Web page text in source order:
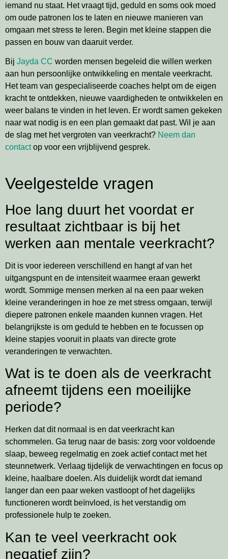
iemand nu staat. Het vraagt tijd, geduld en soms ook moed
om oude patronen los te laten en nieuwe manieren van
omgaan met stress te leren. Begin met kleine stappen die
passen en bouw van daaruit verder.
Bij Jayda CC worden mensen begeleid die willen werken
aan hun persoonlijke ontwikkeling en mentale veerkracht.
Het team van gespecialiseerde coaches helpt om de eigen
kracht te ontdekken, nieuwe vaardigheden te ontwikkelen en
weer balans te vinden in het leven. Er wordt samen gekeken
naar wat nodig is en een plan gemaakt dat past. Wil je aan
de slag met het vergroten van veerkracht? Neem dan
contactop voor een vrijblijvend gesprek.
Veelgestelde vragen
Hoe lang duurt het voordat er
resultaat zichtbaar is bij het
werken aan mentale veerkracht?
Dit is voor iedereen verschillend en hangt af van het
uitgangspunt en de intensiteit waarmee eraan gewerkt
wordt. Sommige mensen merken al na een paar weken
kleine veranderingen in hoe ze met stress omgaan, terwijl
diepere patronen enkele maanden kunnen vragen. Het
belangrijkste is om geduld te hebben en te focussen op
kleine stapjes vooruit in plaats van directe grote
veranderingen te verwachten.
Wat is te doen als de veerkracht
afneemt tijdens een moeilijke
periode?
Herken dat dit normaal is en dat veerkracht kan
schommelen. Ga terug naar de basis: zorg voor voldoende
slaap, beweeg regelmatig en zoek actief contact met het
steunnetwerk. Verlaag tijdelijk de verwachtingen en focus op
kleine, haalbare doelen. Als duidelijk wordt dat iemand
langer dan een paar weken vastloopt of het dagelijks
functioneren wordt beïnvloed, is het verstandig om
professionele hulp te zoeken.
Kan te veel veerkracht ook
negatief zijn?